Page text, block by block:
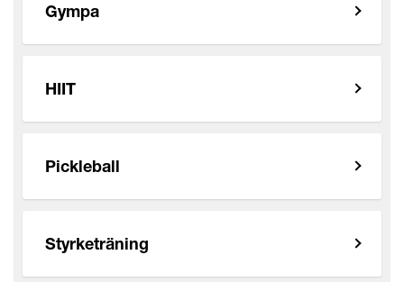
Gympa
HIIT
Pickleball
Styrketräning